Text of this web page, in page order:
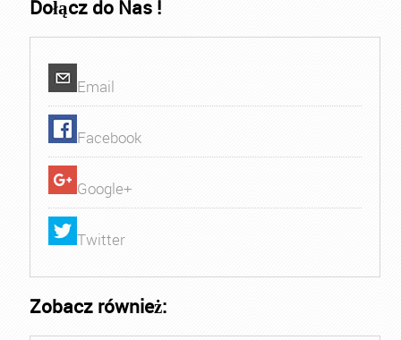
Dołącz do Nas !
Email
Facebook
Google+
Twitter
Zobacz również: